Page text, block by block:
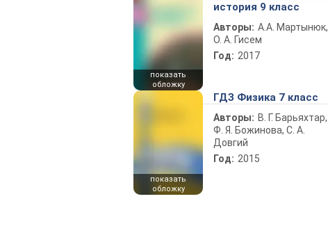
показать
обложку
история 9 класс
Авторы: А.А. Мартынюк,
О. А. Гисем
Год: 2017
показать
обложку
ГДЗ Физика 7 класс
Авторы: В. Г. Барьяхтар,
Ф. Я. Божинова, С. А.
Довгий
Год: 2015